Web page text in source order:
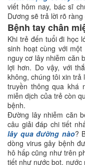
viết hôm nay, bác sĩ
Dương sẽ trả lời rõ
Bệnh tay chân
Khi trẻ đến tuổi đi học
sinh hoạt cùng với
nguy cơ lây nhiễm căn
lợi hơn. Do vậy, với
không, chúng tôi xin trả
truyền thông qua khá
miễn dịch của trẻ còn
bệnh.
Đường lây nhiễm căn
câu giải đáp chi tiết
lây qua đường nào?
dòng virus gây bệnh
hô hấp cũng như trên
tiết như nước bọt,